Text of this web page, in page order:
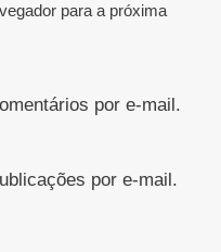
para a próxima
por e-mail.
por e-mail.